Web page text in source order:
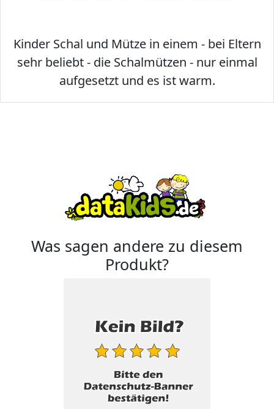
Kinder Schal und Mütze in einem - bei Eltern
sehr beliebt - die Schalmützen - nur einmal
aufgesetzt und es ist warm.
Was sagen andere zu diesem
Produkt?